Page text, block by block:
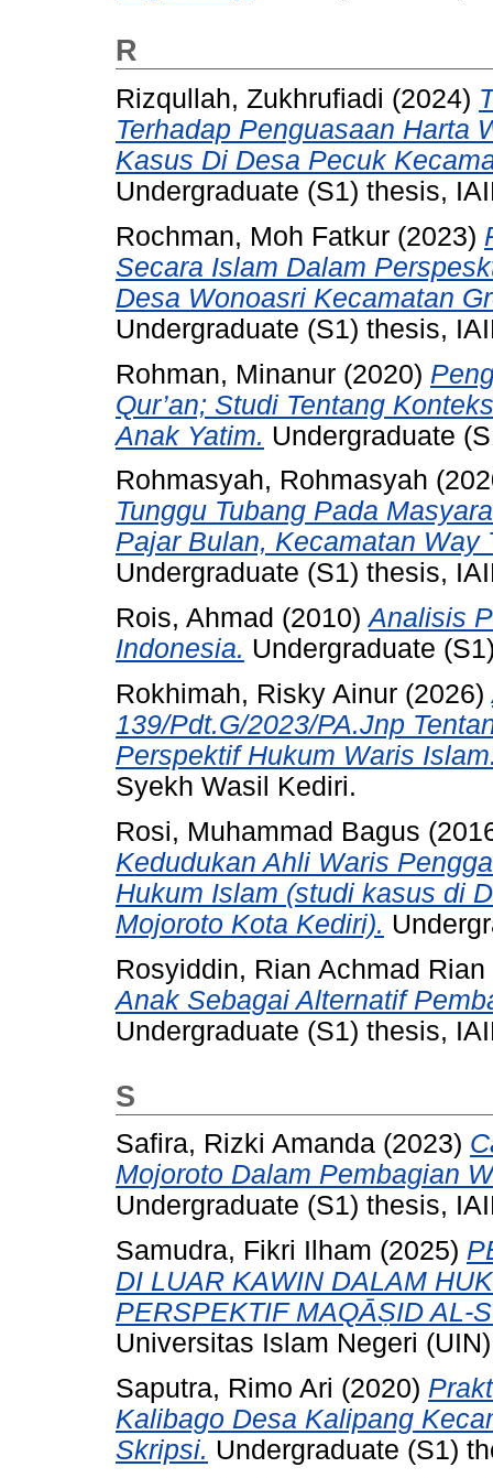
R
Rizqullah, Zukhrufiadi (2024)
Terhadap Penguasaan Harta
Kasus Di Desa Pecuk
Undergraduate (S1) thesis,
Rochman, Moh Fatkur (2023)
Secara Islam Dalam
Desa Wonoasri Kecamatan
Undergraduate (S1) thesis,
Rohman, Minanur (2020)
Qur’an; Studi Tentang
Anak Yatim. Undergraduate
Rohmasyah, Rohmasyah
Tunggu Tubang Pada
Pajar Bulan, Kecamatan Way
Undergraduate (S1) thesis,
Rois, Ahmad (2010)Analisis
Indonesia. Undergraduate
Rokhimah, Risky Ainur (2026)
139/Pdt.G/2023/PA.Jnp
Perspektif Hukum Waris
Syekh Wasil Kediri.
Rosi, Muhammad Bagus
Kedudukan Ahli Waris
Hukum Islam (studi kasus di
Mojoroto Kota Kediri).
Rosyiddin, Rian Achmad Rian
Anak Sebagai Alternatif
Undergraduate (S1) thesis,
S
Safira, Rizki Amanda (2023)
Mojoroto Dalam Pembagian
Undergraduate (S1) thesis,
Samudra, Fikri Ilham (2025)
DI LUAR KAWIN DALAM
PERSPEKTIF MAQĀṢID AL-
Universitas Islam Negeri
Saputra, Rimo Ari (2020)
Kalibago Desa Kalipang
Skripsi. Undergraduate (S1)